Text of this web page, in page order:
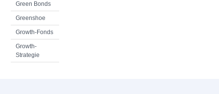
Green Bonds
Greenshoe
Growth-Fonds
Growth-
Strategie